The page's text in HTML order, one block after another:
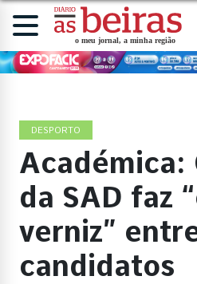
DESPORTO
Académica:
da SAD faz
verniz”
candidatos